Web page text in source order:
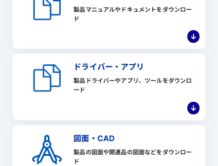
製品マニュアルやドキュメントをダウンロー
ド
↓
ドライバー・アプリ
製品ドライバーやアプリ、ツールをダウンロ
ード
↓
図面・CAD
製品の図面や関連品の図面などをダウンロー
ド